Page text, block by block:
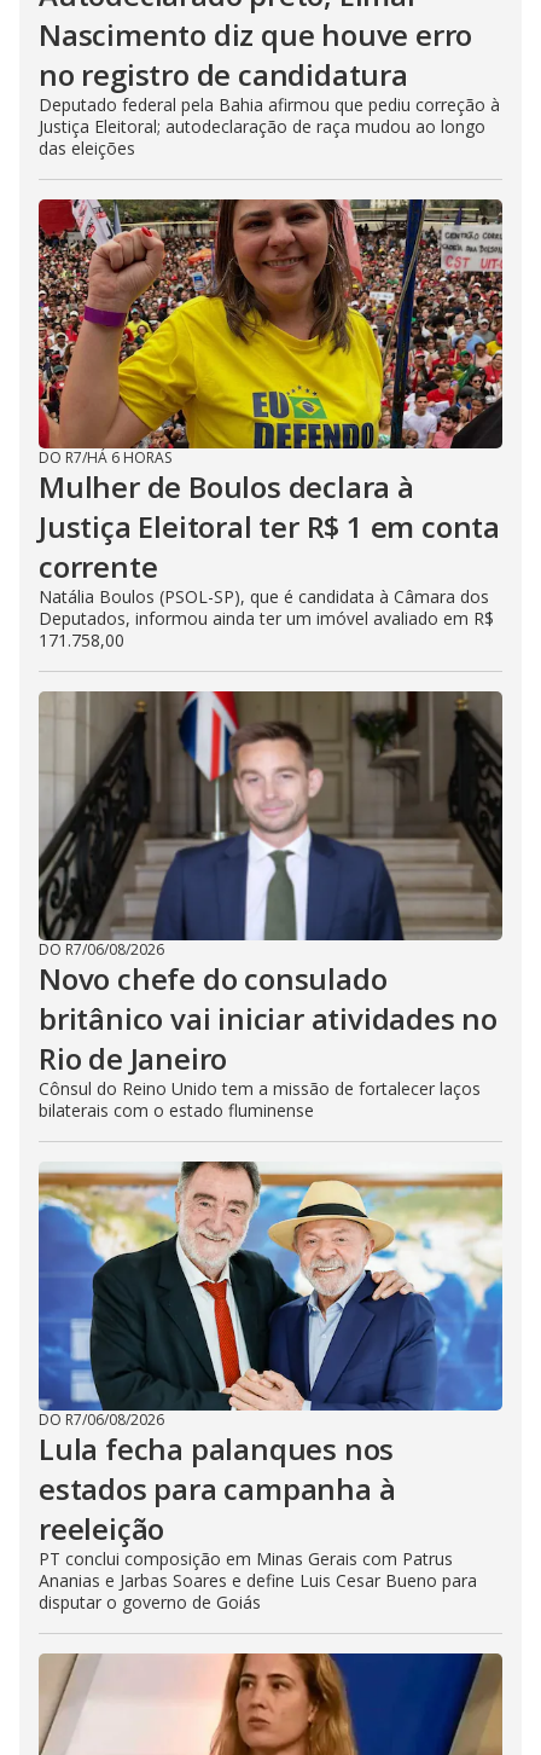
Nascimento diz que houve erro
no registro de candidatura
Deputado federal pela Bahia afirmou que pediu correção à
Justiça Eleitoral; autodeclaração de raça mudou ao longo
das eleições
DO R7/HÁ 6 HORAS
Mulher de Boulos declara à
Justiça Eleitoral ter R$ 1 em conta
corrente
Natália Boulos (PSOL-SP), que é candidata à Câmara dos
Deputados, informou ainda ter um imóvel avaliado em R$
171.758,00
DO R7/06/08/2026
Novo chefe do consulado
britânico vai iniciar atividades no
Rio de Janeiro
Cônsul do Reino Unido tem a missão de fortalecer laços
bilaterais com o estado fluminense
DO R7/06/08/2026
Lula fecha palanques nos
estados para campanha à
reeleição
PT conclui composição em Minas Gerais com Patrus
Ananias e Jarbas Soares e define Luis Cesar Bueno para
disputar o governo de Goiás